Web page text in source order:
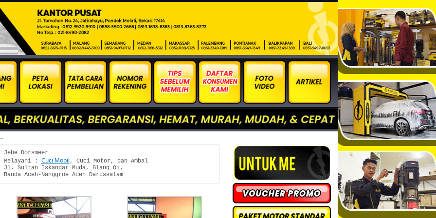
Jebe Dorsmeer
Melayani : Cuci Mobil , Cuci Motor, dan Ambal
Jl. Sultan Iskandar Muda, Blang Oi.
Banda Aceh-Nanggroe Aceh Darussalam